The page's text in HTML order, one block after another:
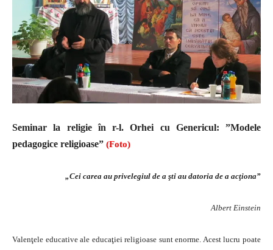
Seminar la religie în r-l. Orhei cu Genericul: ”Modele
pedagogice religioase” (Foto)
„Cei carea au privelegiul de a şti au datoria de a acţiona”
Albert Einstein
Valenţele educative ale educaţiei religioase sunt enorme. Acest lucru poate